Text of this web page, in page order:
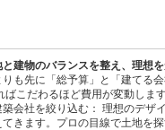
建物のバランスを整え、理想を
も先に「総予算」と「建てる
こだわるほど費用が変動し
会社を絞り込む： 理想のデザ
きます。プロの目線で土地を